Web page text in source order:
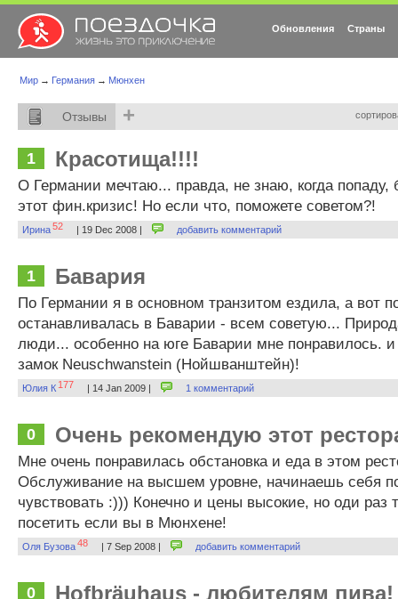
Обновления Страны
Мир → Германия → Мюнхен
Отзывы +
1 Красотища!!!!
О Германии мечтаю... правда, не знаю, когда попаду,
этот фин.кризис! Но если что, поможете советом?!
Ирина52 | 19 Dec 2008 | добавить комментарий
1 Бавария
По Германии я в основном транзитом ездила, а вот
останавливалась в Баварии - всем советую...
люди... особенно на юге Баварии мне понравилось.
замок Neuschwanstein (Нойшванштейн)!
Юлия К 177 | 14 Jan 2009 | 1 комментарий
0 Очень рекомендую этот
Мне очень понравилась обстановка и еда в этом
Обслуживание на высшем уровне, начинаешь себя
чувствовать :))) Конечно и цены высокие, но оди раз
посетить если вы в Мюнхене!
Оля Бузова48 | 7 Sep 2008 | добавить комментарий
0 Hofbräuhaus - любителям пива!